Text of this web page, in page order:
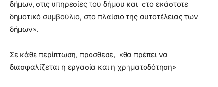
δήμων, στις υπηρεσίες του δήμου και στο εκάστοτε
δημοτικό συμβούλιο, στο πλαίσιο της αυτοτέλειας των
δήμων».
Σε κάθε περίπτωση, πρόσθεσε, «θα πρέπει να
διασφαλίζεται η εργασία και η χρηματοδότηση»